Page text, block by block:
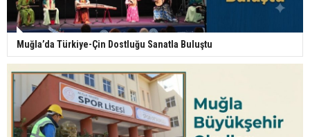
Muğla’da Türkiye-Çin Dostluğu Sanatla Buluştu